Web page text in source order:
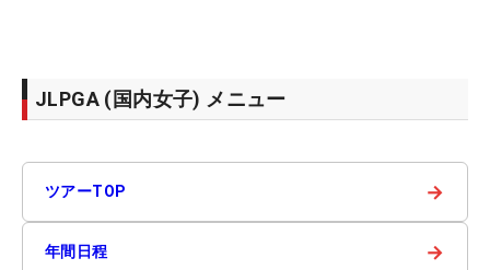
JLPGA (国内女子) メニュー
ツアーTOP →
年間日程 →